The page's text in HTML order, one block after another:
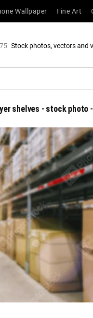
Wallpaper Fine Art
Stock photos, vectors and
shelves - stock photo -